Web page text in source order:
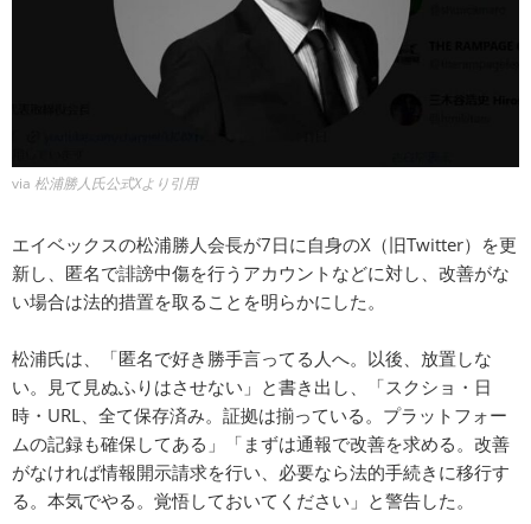
via 松浦勝人氏公式Xより引用
エイベックスの松浦勝人会長が7日に自身のX（旧Twitter）を更
新し、匿名で誹謗中傷を行うアカウントなどに対し、改善がな
い場合は法的措置を取ることを明らかにした。
松浦氏は、「匿名で好き勝手言ってる人へ。以後、放置しな
い。見て見ぬふりはさせない」と書き出し、「スクショ・日
時・URL、全て保存済み。証拠は揃っている。プラットフォー
ムの記録も確保してある」「まずは通報で改善を求める。改善
がなければ情報開示請求を行い、必要なら法的手続きに移行す
る。本気でやる。覚悟しておいてください」と警告した。